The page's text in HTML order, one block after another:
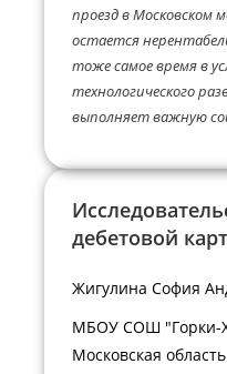
проезд в
остается
тоже самое время в
технологического
выполняет важную
дебетовой
Жигулина София
МБОУ СОШ "Горки-
Московская область